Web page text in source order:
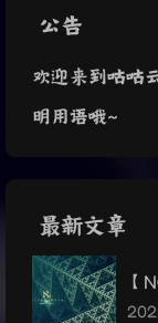
公告
欢迎来到咕咕
明用语哦~
最新文章
【